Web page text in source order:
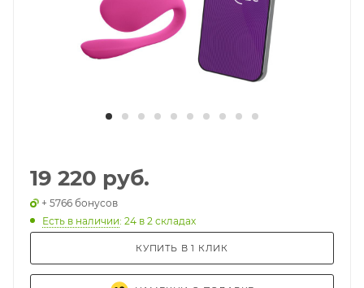
19 220 руб.
+ 5766 бонусов
Есть в наличии: 24 в 2 складах
КУПИТЬ В 1 КЛИК